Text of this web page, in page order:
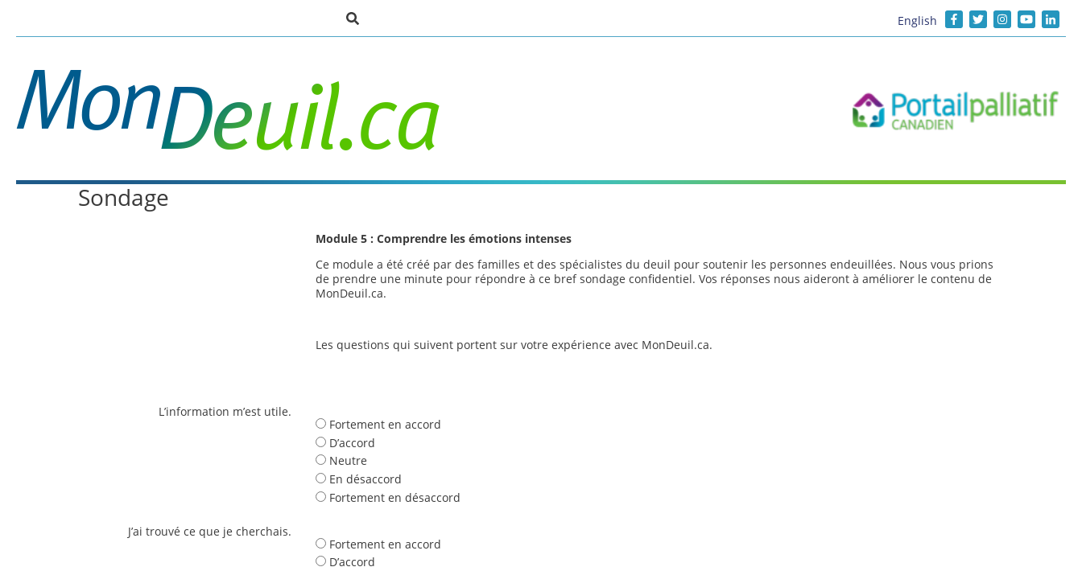
contenu
English
Sondage
Module 5 : Comprendre les émotions intenses
Ce module a été créé par des familles et des spécialistes du deuil pour soutenir les personnes endeuillées. Nous vous prions
de prendre une minute pour répondre à ce bref sondage confidentiel. Vos réponses nous aideront à améliorer le contenu de
MonDeuil.ca.
Les questions qui suivent portent sur votre expérience avec MonDeuil.ca.
L’information m’est utile.
Fortement en accord
D’accord
Neutre
En désaccord
Fortement en désaccord
J’ai trouvé ce que je cherchais.
Fortement en accord
D’accord